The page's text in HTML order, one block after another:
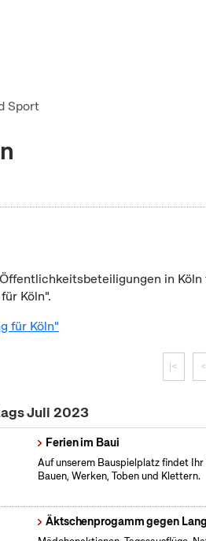
Sport
in Köln
Köln".
für Köln"
|< <
Juli 2023
Ferien im Baui
Auf unserem Bauspielplatz findet
Bauen, Werken, Toben und Klettern.
Äktschenprogamm gegen